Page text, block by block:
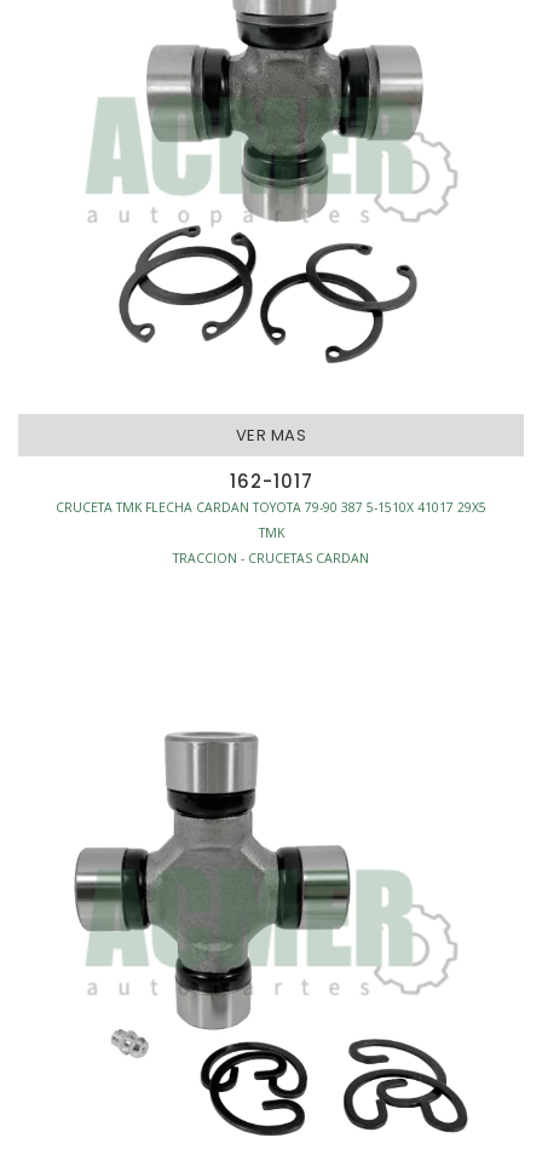
VER MAS
162-1017
CRUCETA TMK FLECHA CARDAN TOYOTA 79-90 387 5-1510X 41017 29X5
TMK
TRACCION - CRUCETAS CARDAN